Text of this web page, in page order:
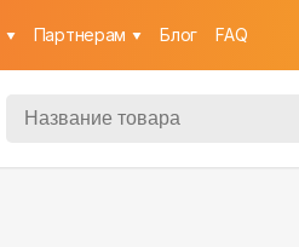
Партнерам Блог FAQ